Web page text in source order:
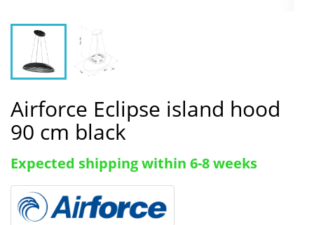
Airforce Eclipse island hood
90 cm black
Expected shipping within 6-8 weeks